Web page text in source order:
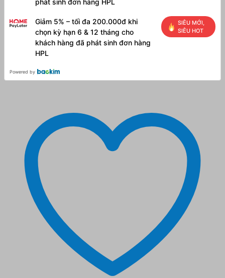
phát sinh đơn hàng HPL
Giảm 5% – tối đa 200.000đ khi
chọn kỳ hạn 6 & 12 tháng cho
khách hàng đã phát sinh đơn hàng
HPL
SIÊU MỚI,
SIÊU HOT
Powered by